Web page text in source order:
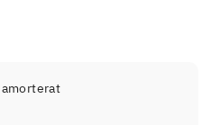
amorterat